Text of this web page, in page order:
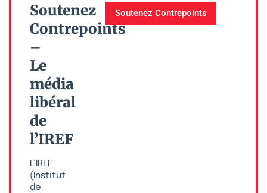
Soutenez
Contrepoints
–
Le
média
libéral
de
l’IREF
L’IREF
(Institut
de
Soutenez Contrepoints